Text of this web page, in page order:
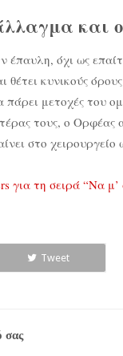
και
έπαυλη, όχι ως
θέτει κυνικούς
μετοχές του
τους, ο
στο χειρουργείο
για τη σειρά “Να μ’
Tweet
σας